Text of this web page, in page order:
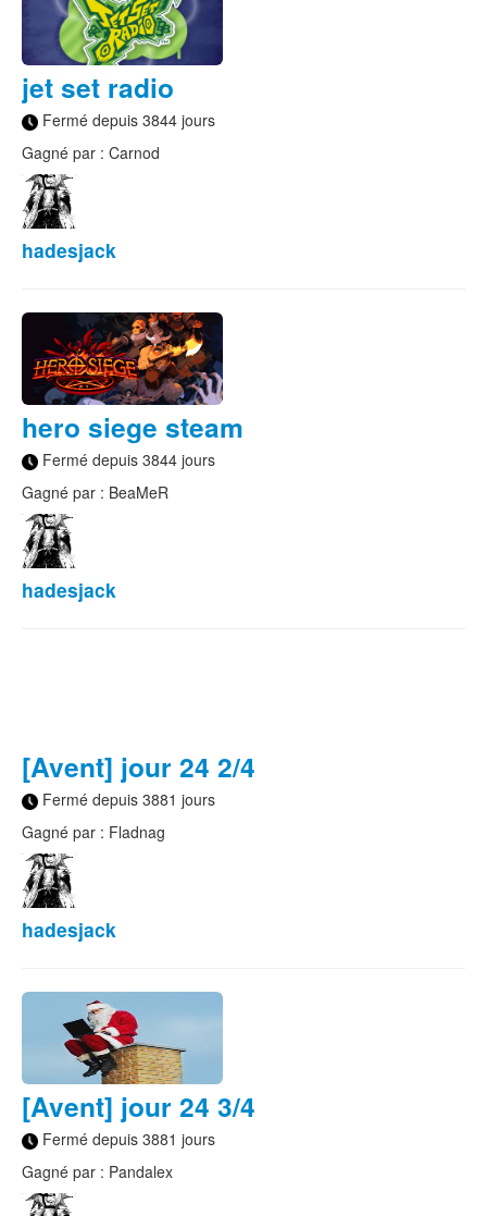
jet set radio
Fermé depuis 3844 jours
Gagné par : Carnod
hadesjack
hero siege steam
Fermé depuis 3844 jours
Gagné par : BeaMeR
hadesjack
[Avent] jour 24 2/4
Fermé depuis 3881 jours
Gagné par : Fladnag
hadesjack
[Avent] jour 24 3/4
Fermé depuis 3881 jours
Gagné par : Pandalex